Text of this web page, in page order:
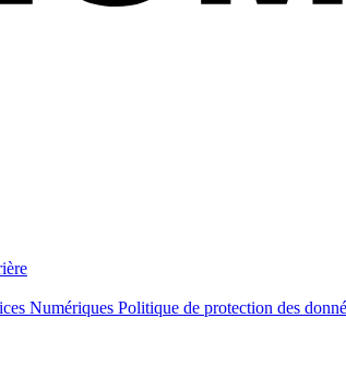
Numériques Politique de protection des